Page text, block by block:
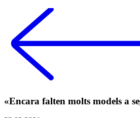
«Encara falten molts models a